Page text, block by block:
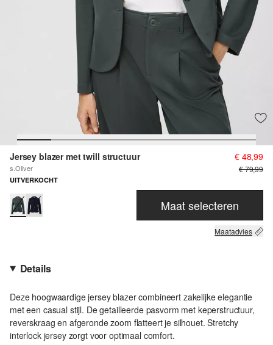
Jersey blazer met twill structuur
s.Oliver
€ 48,99
€ 79,99
UITVERKOCHT
Maat selecteren
Maatadvies
Details
Deze hoogwaardige jersey blazer combineert zakelijke elegantie
met een casual stijl. De getailleerde pasvorm met keperstructuur,
reverskraag en afgeronde zoom flatteert je silhouet. Stretchy
interlock jersey zorgt voor optimaal comfort.